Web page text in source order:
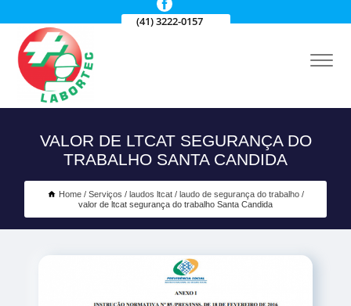
(41) 3222-0157
VALOR DE LTCAT SEGURANÇA DO
TRABALHO SANTA CANDIDA
Home Serviços laudos ltcat
laudo de segurança do trabalho
valor de ltcat segurança do trabalho Santa Candida